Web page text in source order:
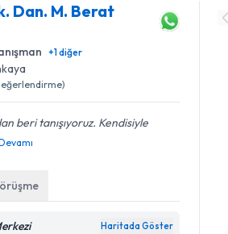
Dan. M. Berat
+1diğer
beri tanışıyoruz. Kendisiyle
Haritada Göster